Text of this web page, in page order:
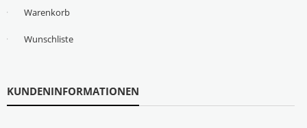
Warenkorb
Wunschliste
KUNDENINFORMATIONEN